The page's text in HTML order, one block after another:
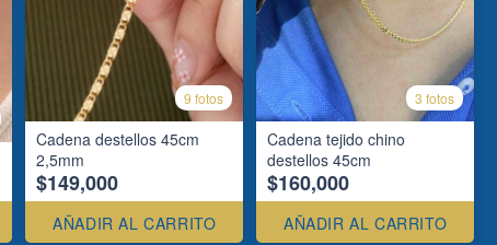
9 fotos
Cadena destellos 45cm
2,5mm
$149,000
AÑADIR AL CARRITO
3 fotos
Cadena tejido chino
destellos 45cm
$160,000
AÑADIR AL CARRITO